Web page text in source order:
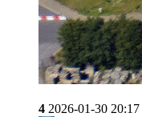
4 2026-01-30 20:17